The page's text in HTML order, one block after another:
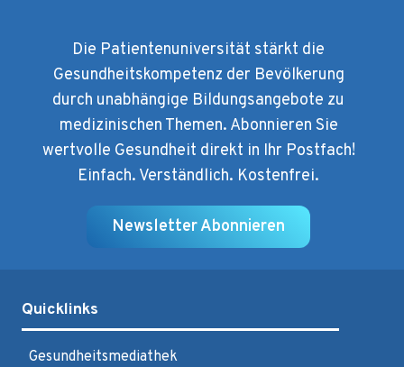
Die Patientenuniversität stärkt die
Gesundheitskompetenz der Bevölkerung
durch unabhängige Bildungsangebote zu
medizinischen Themen. Abonnieren Sie
wertvolle Gesundheit direkt in Ihr Postfach!
Einfach. Verständlich. Kostenfrei.
Newsletter Abonnieren
Quicklinks
Gesundheitsmediathek